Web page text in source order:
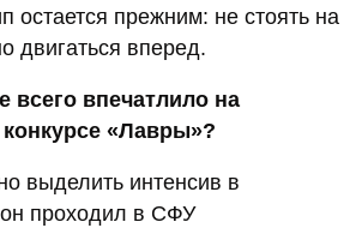
остается прежним: не стоять на
двигаться вперед.
всего впечатлило на
«Лавры»?
выделить интенсив в
проходил в СФУ